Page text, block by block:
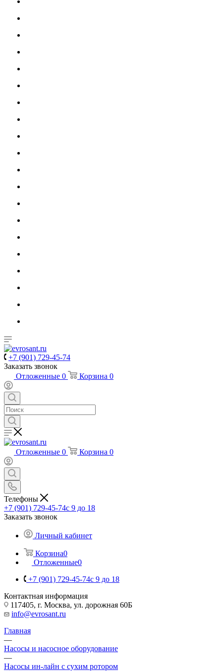
+7 (901) 729-45-74
Заказать звонок
Отложенные 0 Корзина 0
Отложенные 0 Корзина 0
Телефоны
+7 (901) 729-45-74c 9 до 18
Заказать звонок
Личный кабинет
Корзина0
Отложенные0
+7 (901) 729-45-74c 9 до 18
Контактная информация
117405, г. Москва, ул. дорожная 60Б
info@evrosant.ru
Главная
—
Насосы и насосное оборудование
—
Насосы ин-лайн с сухим ротором